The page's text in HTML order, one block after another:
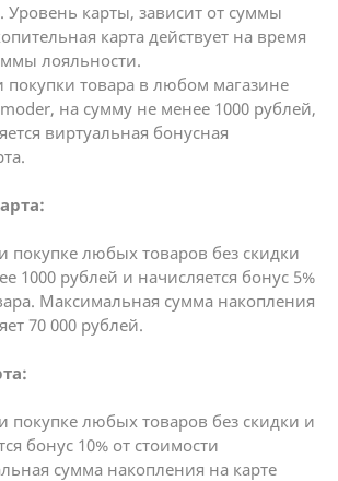
Уровень карты, зависит от суммы
карта действует на время
лояльности.
товара в любом магазине
на сумму не менее 1000 рублей,
виртуальная бонусная
покупке любых товаров без скидки
1000 рублей и начисляется бонус 5%
Максимальная сумма накопления
70 000 рублей.
покупке любых товаров без скидки и
бонус 10% от стоимости
сумма накопления на карте